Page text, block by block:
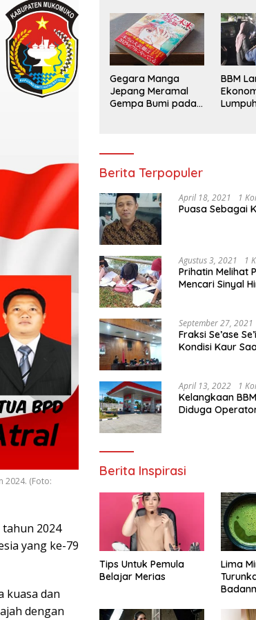
2024. (Foto:
tahun 2024
yang ke-79
kuasa dan
dengan
Penggunaan
Bahasa Indonesia
Gegara Manga
Jepang Meramal
Gempa Bumi pada
BBM
Berita Terpopuler
April 18, 2021 1
Puasa Sebagai
Agustus 3, 2021 1
Prihatin Melihat
Mencari Sinyal
Segera Bertindak
September 27, 2021
Fraksi Se’ase
Kondisi Kaur
April 13, 2022 1
Kelangkaan
Diduga
Berita Inspirasi
Tips Untuk Pemula
Belajar Merias
Lima